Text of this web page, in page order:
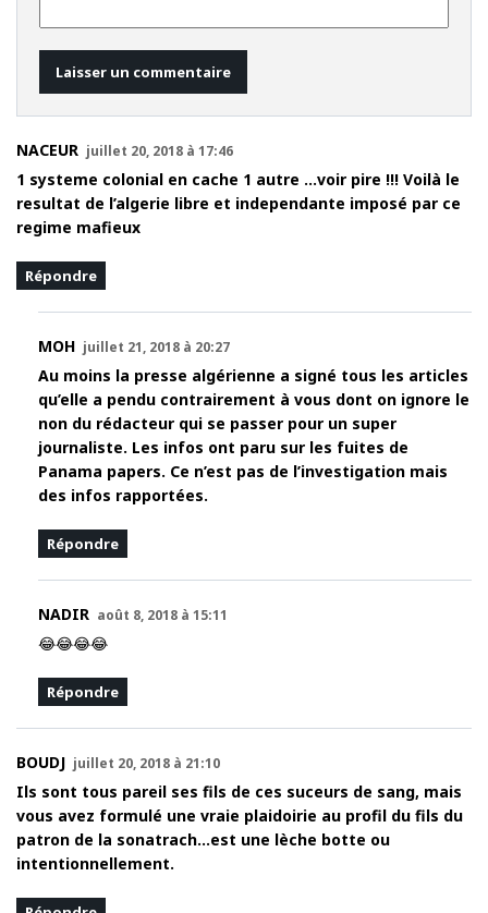
NACEUR juillet 20, 2018 à 17:46
1 systeme colonial en cache 1 autre …voir pire !!! Voilà le
resultat de l’algerie libre et independante imposé par ce
regime mafieux
Répondre
MOH juillet 21, 2018 à 20:27
Au moins la presse algérienne a signé tous les articles
qu’elle a pendu contrairement à vous dont on ignore le
non du rédacteur qui se passer pour un super
journaliste. Les infos ont paru sur les fuites de
Panama papers. Ce n’est pas de l’investigation mais
des infos rapportées.
Répondre
NADIR août 8, 2018 à 15:11
😂😂😂😂
Répondre
BOUDJ juillet 20, 2018 à 21:10
Ils sont tous pareil ses fils de ces suceurs de sang, mais
vous avez formulé une vraie plaidoirie au profil du fils du
patron de la sonatrach…est une lèche botte ou
intentionnellement.